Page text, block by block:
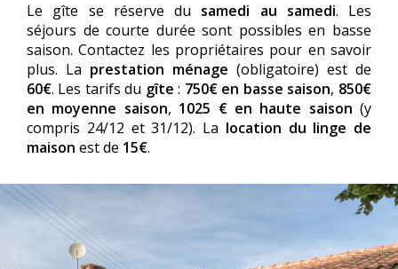
Le gîte se réserve du samedi au samedi. Les
séjours de courte durée sont possibles en basse
saison. Contactez les propriétaires pour en savoir
plus. La prestation ménage (obligatoire) est de
60€. Les tarifs du gîte: 750€ en basse saison, 850€
en moyenne saison, 1025 € en haute saison (y
compris 24/12 et 31/12). La location du linge de
maison est de 15€.